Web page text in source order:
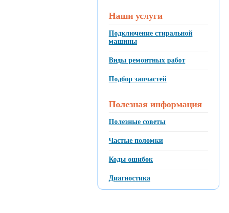
Наши услуги
Подключение стиральной
машины
Виды ремонтных работ
Подбор запчастей
Полезная информация
Полезные советы
Частые поломки
Коды ошибок
Диагностика